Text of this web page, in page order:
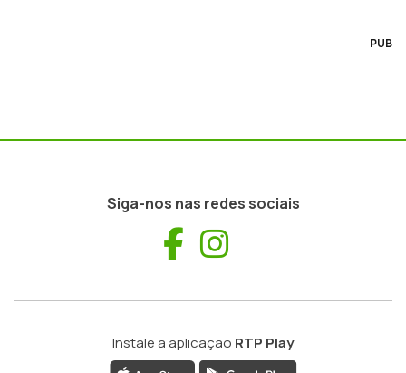
PUB
Siga-nos nas redes sociais
Facebook
Instale a aplicação RTP Play